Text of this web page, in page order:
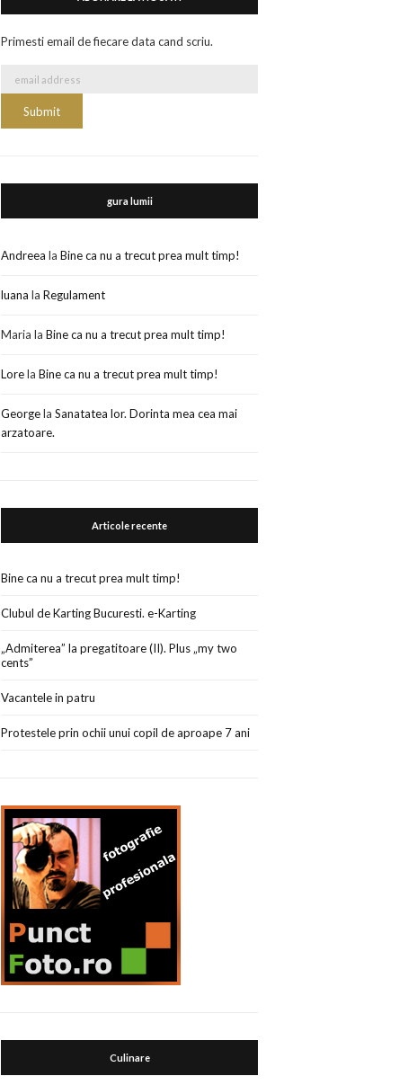
Primesti email de fiecare data cand scriu.
gura lumii
Andreea laBine ca nu a trecut prea mult timp!
luana laRegulament
Maria laBine ca nu a trecut prea mult timp!
LorelaBine ca nu a trecut prea mult timp!
GeorgelaSanatatea lor. Dorinta mea cea mai
arzatoare.
Articole recente
Bine ca nu a trecut prea mult timp!
Clubul de Karting Bucuresti. e-Karting
„Admiterea” la pregatitoare (II). Plus „my two
cents”
Vacantele in patru
Protestele prin ochii unui copil de aproape 7 ani
Culinare